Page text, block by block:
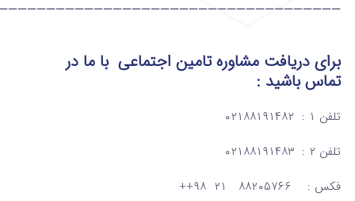
برای دریافت مشاوره تامین اجتماعیبا ما در
تماسباشید :
تلفن ۱ : ۰۲۱۸۸۱۹۱۴۸۲
تلفن ۲ : ۰۲۱۸۸۱۹۱۴۸۳
فکس : ۸۸۲۰۵۷۶۶ ۲۱ ۹۸++